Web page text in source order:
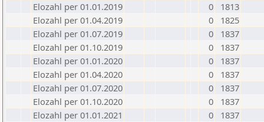
Elozahl per 01.01.2019
0
1813
Elozahl per 01.04.2019
0
1825
Elozahl per 01.07.2019
0
1837
Elozahl per 01.10.2019
0
1837
Elozahl per 01.01.2020
0
1837
Elozahl per 01.04.2020
0
1837
Elozahl per 01.07.2020
0
1837
Elozahl per 01.10.2020
0
1837
Elozahl per 01.01.2021
0
1837